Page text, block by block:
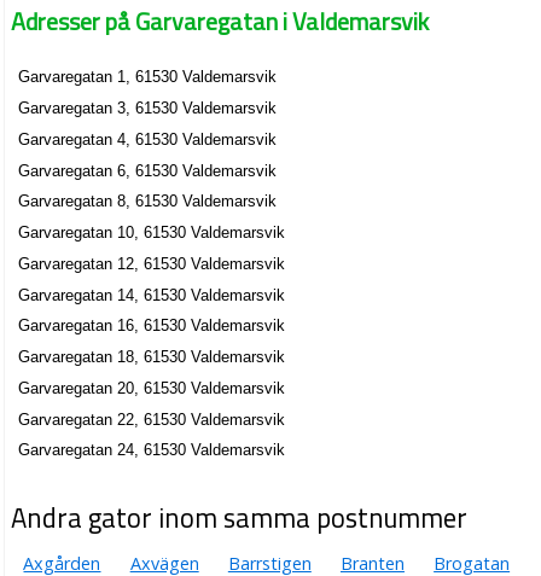
Garvaregatan 4, 61530 Valdemarsvik
Adresser på Garvaregatan i Valdemarsvik
Garvaregatan 1, 61530 Valdemarsvik
Garvaregatan 3, 61530 Valdemarsvik
Garvaregatan 4, 61530 Valdemarsvik
Garvaregatan 6, 61530 Valdemarsvik
Garvaregatan 8, 61530 Valdemarsvik
Garvaregatan 10, 61530 Valdemarsvik
Garvaregatan 12, 61530 Valdemarsvik
Garvaregatan 14, 61530 Valdemarsvik
Garvaregatan 16, 61530 Valdemarsvik
Garvaregatan 18, 61530 Valdemarsvik
Garvaregatan 20, 61530 Valdemarsvik
Garvaregatan 22, 61530 Valdemarsvik
Garvaregatan 24, 61530 Valdemarsvik
Andra gator inom samma postnummer
Axgården Axvägen Barrstigen Branten
Brogatan